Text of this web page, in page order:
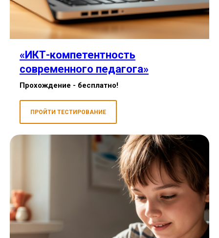
«ИКТ-компетентность
современного педагога»
Прохождение - бесплатно!
ПРОЙТИ ТЕСТИРОВАНИЕ